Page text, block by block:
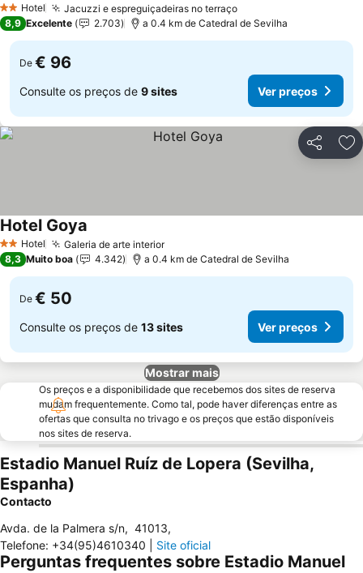
2 Estrelas
Hotel Jacuzzi e espreguiçadeiras no terraço
8,9 Excelente 2.703 a 0.4 km de Catedral de Sevilha
De € 96
Consulte os preços de 9 sites Ver preços
Partilhar
2 Estrelas
Hotel Galeria de arte interior
Hotel Goya
8,3 Muito boa 4.342 a 0.4 km de Catedral de Sevilha
De € 50
Consulte os preços de 13 sites Ver preços
Mostrar mais
Os preços e a disponibilidade que recebemos dos sites de reserva
mudam frequentemente. Como tal, pode haver diferenças entre as
ofertas que consulta no trivago e os preços que estão disponíveis
nos sites de reserva.
Estadio Manuel Ruíz de Lopera (Sevilha,
Espanha)
Contacto
Avda. de la Palmera s/n, 41013,
Telefone: +34(95)4610340 Site oficial
Perguntas frequentes sobre Estadio Manuel